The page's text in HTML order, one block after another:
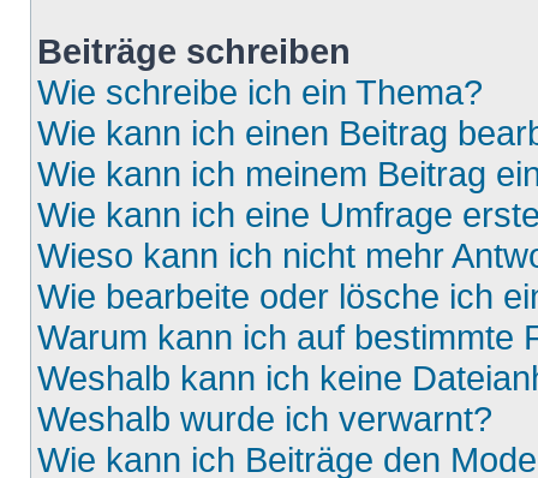
Beiträge schreiben
Wie schreibe ich ein Thema?
Wie kann ich einen Beitrag
Wie kann ich meinem Beitrag
Wie kann ich eine Umfrage
Wieso kann ich nicht mehr
Wie bearbeite oder lösche ich
Warum kann ich auf bestimmte
Weshalb kann ich keine
Weshalb wurde ich verwarnt?
Wie kann ich Beiträge den